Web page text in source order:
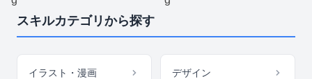
スキルカテゴリから探す
イラスト・漫画 デザイン